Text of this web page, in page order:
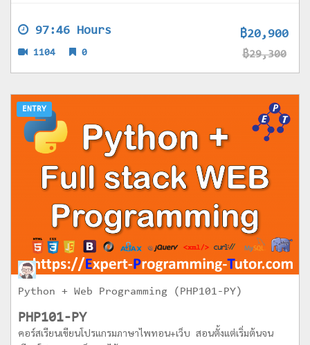
97:46 Hours ฿20,900
฿29,300
1104 0
ENTRY
Python + Web Programming (PHP101-PY)
PHP101-PY
คอร์สเรียนเขียนโปรแกรมภาษาไพทอน+เว็บ สอนตั้งแต่เริ่มต้นจน